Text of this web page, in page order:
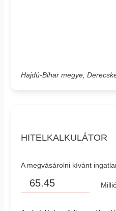
Hajdú-Bihar megye,
HITELKALKULÁTOR
A megvásárolni kívánt